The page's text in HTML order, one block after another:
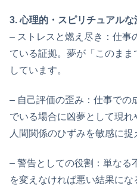
3. 心理的・スピリチュアルな
– ストレスと燃え尽き：仕事
ている証拠。夢が「このま
しています。
– 自己評価の歪み：仕事での
でいる場合に凶夢として現
人間関係のひずみを敏感に捉
– 警告としての役割：単なる
を変えなければ悪い結果に